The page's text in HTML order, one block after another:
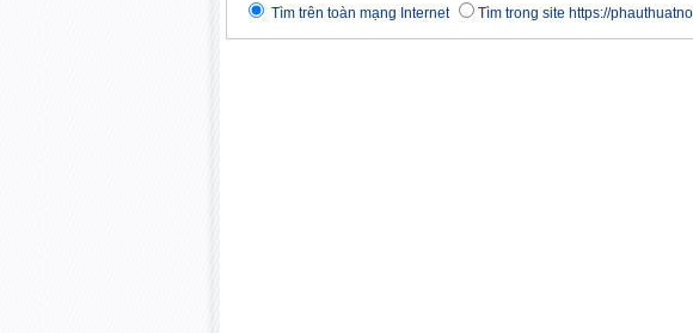
Tìm trên toàn mạng Internet Tìm trong site https://